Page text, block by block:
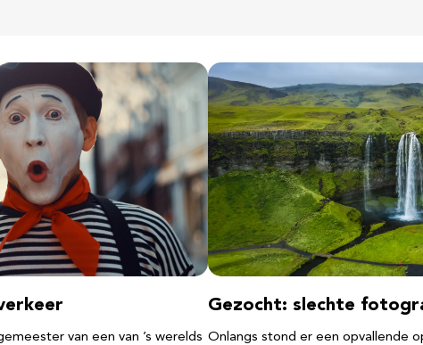
van een van ’s werelds
Gezocht: slechte
Onlangs stond er een opvallende